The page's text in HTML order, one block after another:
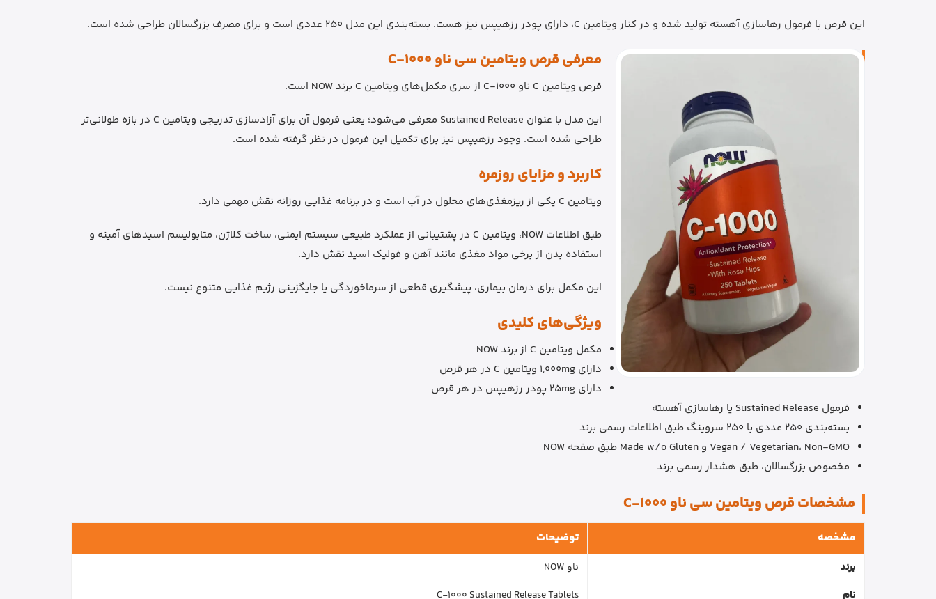
این قرص با فرمول رهاسازی آهسته تولید شده و در کنار ویتامین C، دارای پودر رزهیپس نیز هست. بسته‌بندی این مدل 250 عددی است و برای مصرف بزرگسالان طراحی شده است.
معرفی قرص ویتامین سی ناو C-1000
قرص ویتامین C ناو C-1000 از سری مکمل‌های ویتامین C برند NOW است.
این مدل با عنوان Sustained Release معرفی می‌شود؛ یعنی فرمول آن برای آزادسازی تدریجی ویتامین C در بازه طولانی‌تر
طراحی شده است. وجود رزهیپس نیز برای تکمیل این فرمول در نظر گرفته شده است.
کاربرد و مزایای روزمره
ویتامین C یکی از ریزمغذی‌های محلول در آب است و در برنامه غذایی روزانه نقش مهمی دارد.
طبق اطلاعات NOW، ویتامین C در پشتیبانی از عملکرد طبیعی سیستم ایمنی، ساخت کلاژن، متابولیسم اسیدهای آمینه و
استفاده بدن از برخی مواد مغذی مانند آهن و فولیک اسید نقش دارد.
این مکمل برای درمان بیماری، پیشگیری قطعی از سرماخوردگی یا جایگزینی رژیم غذایی متنوع نیست.
ویژگی‌های کلیدی
مکمل ویتامین C از برند NOW
دارای 1,000mg ویتامین C در هر قرص
دارای 25mg پودر رزهیپس در هر قرص
فرمول Sustained Release یا رهاسازی آهسته
بسته‌بندی 250 عددی با 250 سروینگ طبق اطلاعات رسمی برند
Vegan / Vegetarian، Non-GMO و Made w/o Gluten طبق صفحه NOW
مخصوص بزرگسالان، طبق هشدار رسمی برند
مشخصات قرص ویتامین سی ناو C-1000
مشخصه توضیحات
برند
ناو NOW
نام
C-1000 Sustained Release Tablets